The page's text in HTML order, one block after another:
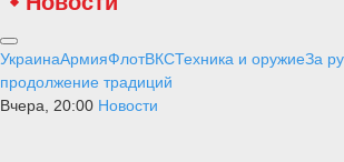
УкраинаАрмияФлотВКСТехника и оружиеЗа
продолжение традиций
Вчера, 20:00 Новости